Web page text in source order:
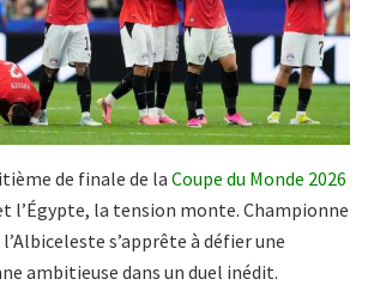
de finale de la Coupe du Monde 2026
l’Égypte, la tension monte. Championne
s’apprête à défier une
ambitieuse dans un duel inédit.